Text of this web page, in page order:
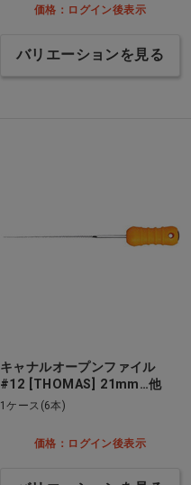
価格：ログイン後表示
バリエーションを見る
キャナルオープンファイル
#12 [THOMAS] 21mm…他
1ケース(6本)
価格：ログイン後表示